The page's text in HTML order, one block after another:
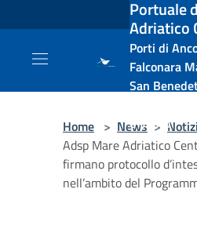
Salta al contenuto principalePortuale
Adriatico
Porti di
Falconara
San
e Vasto
Home > News >
Adsp Mare Adriatico
firmano protocollo
nell’ambito del